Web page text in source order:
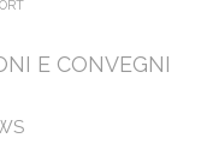
E CONVEGNI